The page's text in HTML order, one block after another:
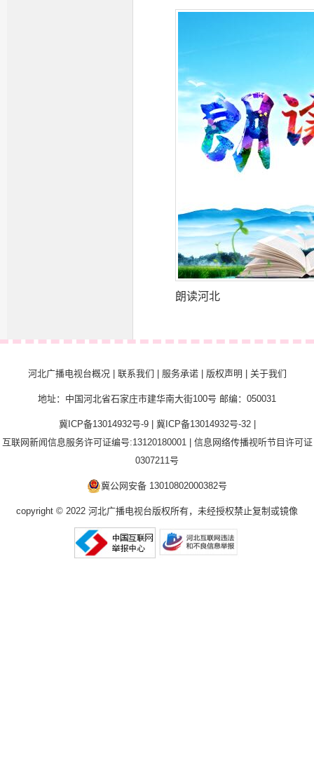
朗读河北
河北广播电视台概况| 联系我们 服务承诺| 版权声明 关于我们
地址：中国河北省石家庄市建华南大街100号 邮编：050031
冀ICP备13014932号-9| 冀ICP备13014932号-32|
互联网新闻信息服务许可证编号:13120180001| 信息网络传播视听节目许可证
0307211号
冀公网安备 13010802000382号
copyright © 2022 河北广播电视台版权所有，未经授权禁止复制或镜像